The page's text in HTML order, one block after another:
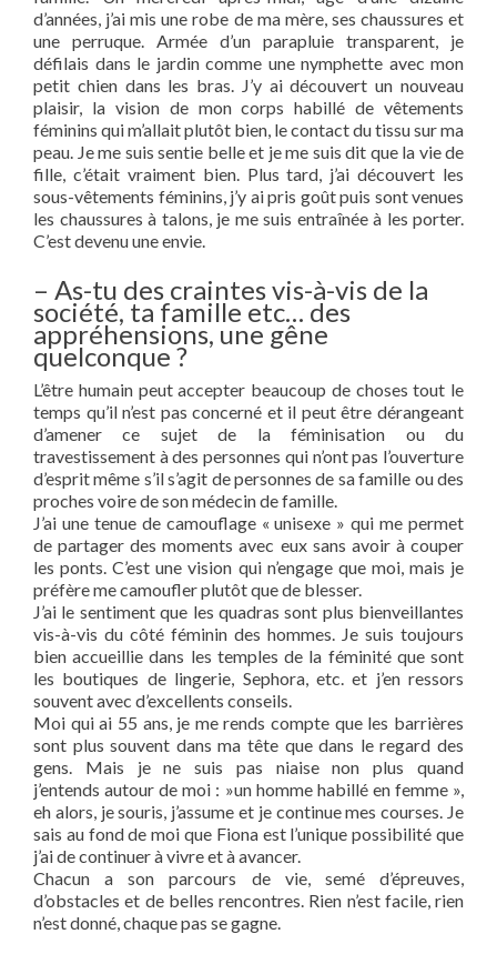
d’années, j’ai mis une robe de ma mère, ses chaussures et
une perruque. Armée d’un parapluie transparent, je
défilais dans le jardin comme une nymphette avec mon
petit chien dans les bras. J’y ai découvert un nouveau
plaisir, la vision de mon corps habillé de vêtements
féminins qui m’allait plutôt bien, le contact du tissu sur ma
peau. Je me suis sentie belle et je me suis dit que la vie de
fille, c’était vraiment bien. Plus tard, j’ai découvert les
sous-vêtements féminins, j’y ai pris goût puis sont venues
les chaussures à talons, je me suis entraînée à les porter.
C’est devenu une envie.
– As-tu des craintes vis-à-vis de la
société, ta famille etc… des
appréhensions, une gêne
quelconque ?
L’être humain peut accepter beaucoup de choses tout le
temps qu’il n’est pas concerné et il peut être dérangeant
d’amener ce sujet de la féminisation ou du
travestissement à des personnes qui n’ont pas l’ouverture
d’esprit même s’il s’agit de personnes de sa famille ou des
proches voire de son médecin de famille.
J’ai une tenue de camouflage « unisexe » qui me permet
de partager des moments avec eux sans avoir à couper
les ponts. C’est une vision qui n’engage que moi, mais je
préfère me camoufler plutôt que de blesser.
J’ai le sentiment que les quadras sont plus bienveillantes
vis-à-vis du côté féminin des hommes. Je suis toujours
bien accueillie dans les temples de la féminité que sont
les boutiques de lingerie, Sephora, etc. et j’en ressors
souvent avec d’excellents conseils.
Moi qui ai 55 ans, je me rends compte que les barrières
sont plus souvent dans ma tête que dans le regard des
gens. Mais je ne suis pas niaise non plus quand
j’entends autour de moi : »un homme habillé en femme »,
eh alors, je souris, j’assume et je continue mes courses. Je
sais au fond de moi que Fiona est l’unique possibilité que
j’ai de continuer à vivre et à avancer.
Chacun a son parcours de vie, semé d’épreuves,
d’obstacles et de belles rencontres. Rien n’est facile, rien
n’est donné, chaque pas se gagne.